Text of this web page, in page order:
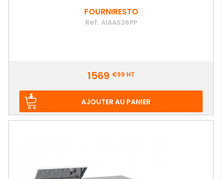
FOURNIRESTO
Ref. AIAAS28PP
1569 €99 HT
AJOUTER AU PANIER